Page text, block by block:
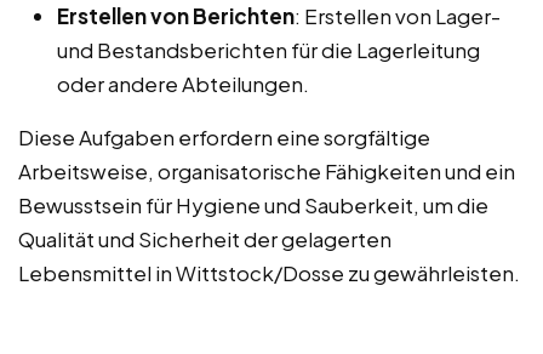
Erstellen von Berichten: Erstellen von Lager-
und Bestandsberichten für die Lagerleitung
oder andere Abteilungen.
Diese Aufgaben erfordern eine sorgfältige
Arbeitsweise, organisatorische Fähigkeiten und ein
Bewusstsein für Hygiene und Sauberkeit, um die
Qualität und Sicherheit der gelagerten
Lebensmittel in Wittstock/Dosse zu gewährleisten.